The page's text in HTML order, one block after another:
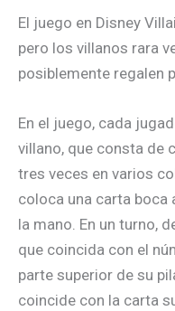
El juego en Disney
pero los villanos rara
posiblemente regalen
En el juego, cada
villano, que consta de
tres veces en varios
coloca una carta boca
la mano. En un turno,
que coincida con el
parte superior de su
coincide con la carta